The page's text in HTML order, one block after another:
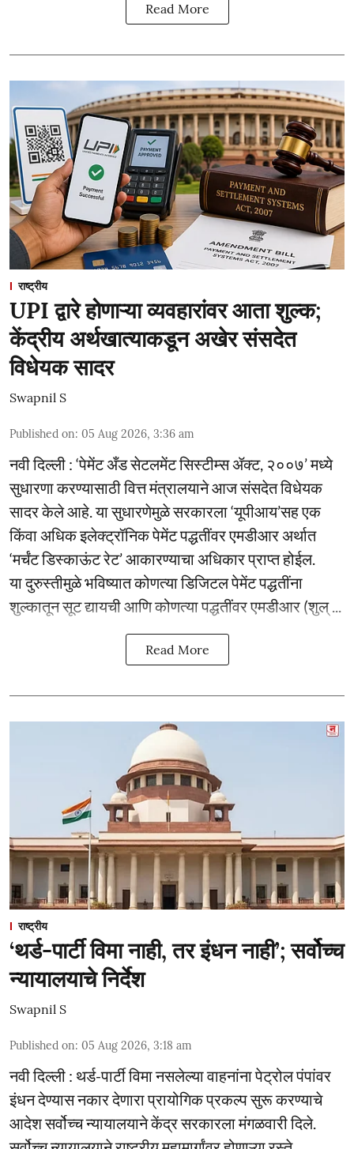
Read More
राष्ट्रीय
UPI द्वारे होणाऱ्या व्यवहारांवर आता शुल्क;
केंद्रीय अर्थखात्याकडून अखेर संसदेत
विधेयक सादर
Swapnil S
Published on: 05 Aug 2026, 3:36 am
नवी दिल्ली : ‘पेमेंट अँड सेटलमेंट सिस्टीम्स ॲक्ट, २००७’ मध्ये
सुधारणा करण्यासाठी वित्त मंत्रालयाने आज संसदेत विधेयक
सादर केले आहे. या सुधारणेमुळे सरकारला ‘यूपीआय’सह एक
किंवा अधिक इलेक्ट्रॉनिक पेमेंट पद्धतींवर एमडीआर अर्थात
‘मर्चंट डिस्काऊंट रेट’ आकारण्याचा अधिकार प्राप्त होईल.
या दुरुस्तीमुळे भविष्यात कोणत्या डिजिटल पेमेंट पद्धतींना
शुल्कातून सूट द्यायची आणि कोणत्या पद्धतींवर एमडीआर (शुल् ...
Read More
राष्ट्रीय
‘थर्ड-पार्टी विमा नाही, तर इंधन नाही’; सर्वोच्च
न्यायालयाचे निर्देश
Swapnil S
Published on: 05 Aug 2026, 3:18 am
नवी दिल्ली : थर्ड-पार्टी विमा नसलेल्या वाहनांना पेट्रोल पंपांवर
इंधन देण्यास नकार देणारा प्रायोगिक प्रकल्प सुरू करण्याचे
आदेश सर्वोच्च न्यायालयाने केंद्र सरकारला मंगळवारी दिले.